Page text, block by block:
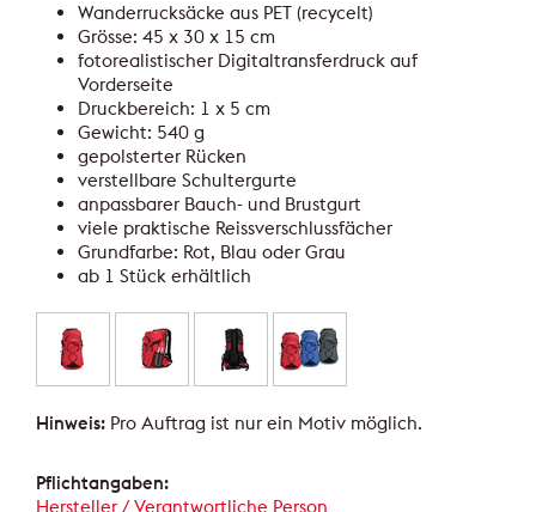
Wanderrucksäcke aus PET (recycelt)
Grösse: 45 x 30 x 15 cm
fotorealistischer Digitaltransferdruck auf
Vorderseite
Druckbereich: 1 x 5 cm
Gewicht: 540 g
gepolsterter Rücken
verstellbare Schultergurte
anpassbarer Bauch- und Brustgurt
viele praktische Reissverschlussfächer
Grundfarbe: Rot, Blau oder Grau
ab 1 Stück erhältlich
Hinweis: Pro Auftrag ist nur ein Motiv möglich.
Pflichtangaben:
Hersteller / Verantwortliche Person